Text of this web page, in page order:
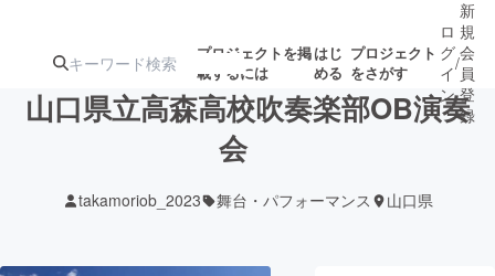
プロジェクトを掲
載するには
はじ
める
プロジェクト
をさがす
ターン
注目の新着プロ
ジェクト
ロジェクト
されます
ロ
グ
イ
ン
/
新
規
会
員
登
録
山口県立高森高校吹奏楽部OB演奏
会
takamoriob_2023 舞台・パフォーマンス 山口県